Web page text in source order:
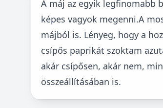
A máj az egyik legfinomabb
képes vagyok megenni.A
májból is. Lényeg, hogy a
csípős paprikát szoktam
akár csípősen, akár nem,
összeállításában is.